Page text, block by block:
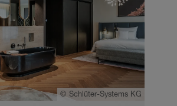
© Schlüter-Systems KG